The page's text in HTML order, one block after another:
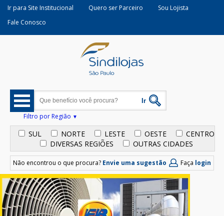
Ir para Site Institucional Quero ser Parceiro
Sou Lojista
Fale Conosco
Filtro por Região
SUL NORTE LESTE OESTE
CENTRO
DIVERSAS REGIÕES
OUTRAS CIDADES
Não encontrou o que procura? Envie uma sugestão Faça login